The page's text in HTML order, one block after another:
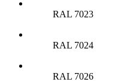
RAL 7023
RAL 7024
RAL 7026